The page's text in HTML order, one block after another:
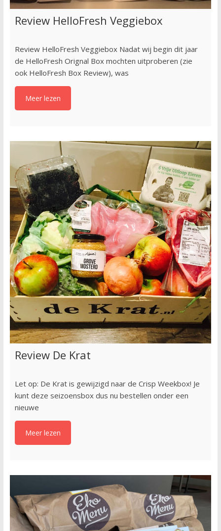
Review HelloFresh Veggiebox
Review HelloFresh Veggiebox Nadat wij begin dit jaar
de HelloFresh Orignal Box mochten uitproberen (zie
ook HelloFresh Box Review), was
Meer lezen
Review De Krat
Let op: De Krat is gewijzigd naar de Crisp Weekbox! Je
kunt deze seizoensbox dus nu bestellen onder een
nieuwe
Meer lezen